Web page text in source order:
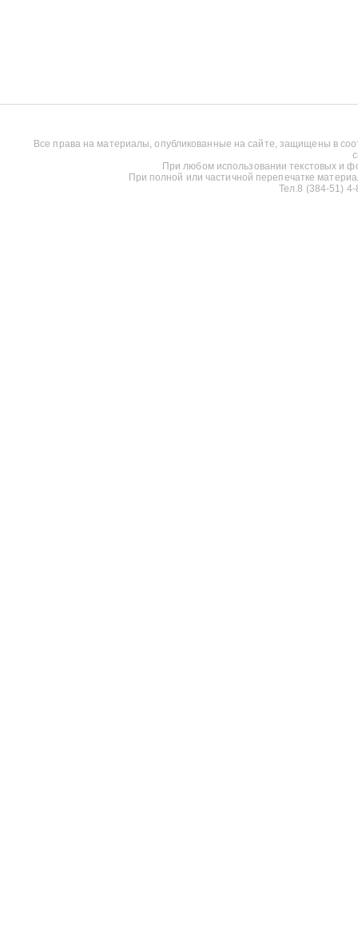
Все права на материалы, опубликованные на сайте, защищены в
При любом использовании текстовых и
При полной или частичной перепечатке
Тел.8 (384-51)